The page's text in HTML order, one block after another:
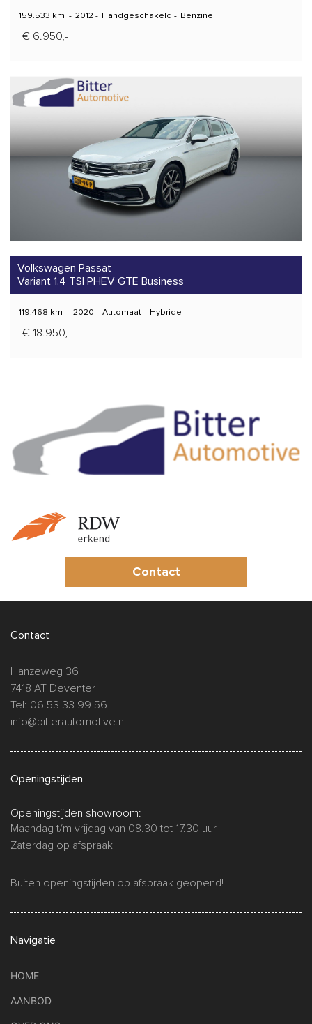
159.533 km - 2012 - Handgeschakeld - Benzine
€ 6.950,-
Volkswagen Passat
Variant 1.4 TSI PHEV GTE Business
119.468 km - 2020 - Automaat- Hybride
€ 18.950,-
Contact
Contact
Hanzeweg 36
7418 AT Deventer
Tel: 06 53 33 99 56
info@bitterautomotive.nl
Openingstijden
Openingstijden showroom:
Maandag t/m vrijdag van 08.30 tot 17.30 uur
Zaterdag op afspraak
Buiten openingstijden op afspraak geopend!
Navigatie
HOME
AANBOD